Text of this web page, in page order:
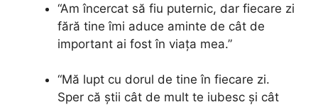
“Am încercat să fiu puternic, dar fiecare zi
fără tine îmi aduce aminte de cât de
important ai fost în viața mea.”
“Mă lupt cu dorul de tine în fiecare zi.
Sper că știi cât de mult te iubesc și cât